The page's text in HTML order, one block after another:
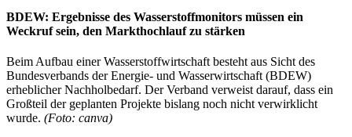
BDEW: Ergebnisse des Wasserstoffmonitors müssen ein
Weckruf sein, den Markthochlauf zu stärken
Beim Aufbau einer Wasserstoffwirtschaft besteht aus Sicht des
Bundesverbands der Energie- und Wasserwirtschaft (BDEW)
erheblicher Nachholbedarf. Der Verband verweist darauf, dass ein
Großteil der geplanten Projekte bislang noch nicht verwirklicht
wurde. (Foto: canva)